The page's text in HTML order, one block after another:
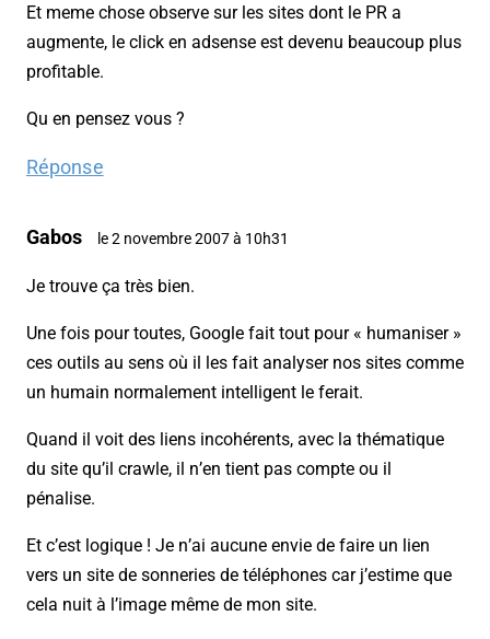
Et meme chose observe sur les sites dont le PR a
augmente, le click en adsense est devenu beaucoup plus
profitable.
Qu en pensez vous ?
Réponse
Gabos le 2 novembre 2007 à 10h31
Je trouve ça très bien.
Une fois pour toutes, Google fait tout pour « humaniser »
ces outils au sens où il les fait analyser nos sites comme
un humain normalement intelligent le ferait.
Quand il voit des liens incohérents, avec la thématique
du site qu’il crawle, il n’en tient pas compte ou il
pénalise.
Et c’est logique ! Je n’ai aucune envie de faire un lien
vers un site de sonneries de téléphones car j’estime que
cela nuit à l’image même de mon site.